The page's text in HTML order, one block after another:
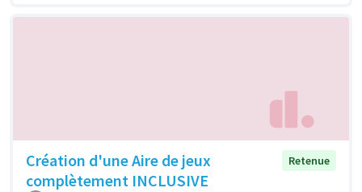
Création d'une Aire de jeux
complètement INCLUSIVE
Retenue